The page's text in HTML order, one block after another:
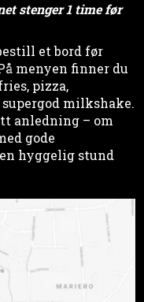
stenger 1 time før
et bord før
menyen finner du
pizza,
milkshake.
anledning – om
gode
hyggelig stund